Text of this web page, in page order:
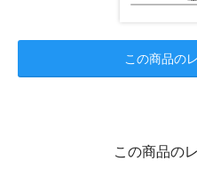
この商品の
この商品の